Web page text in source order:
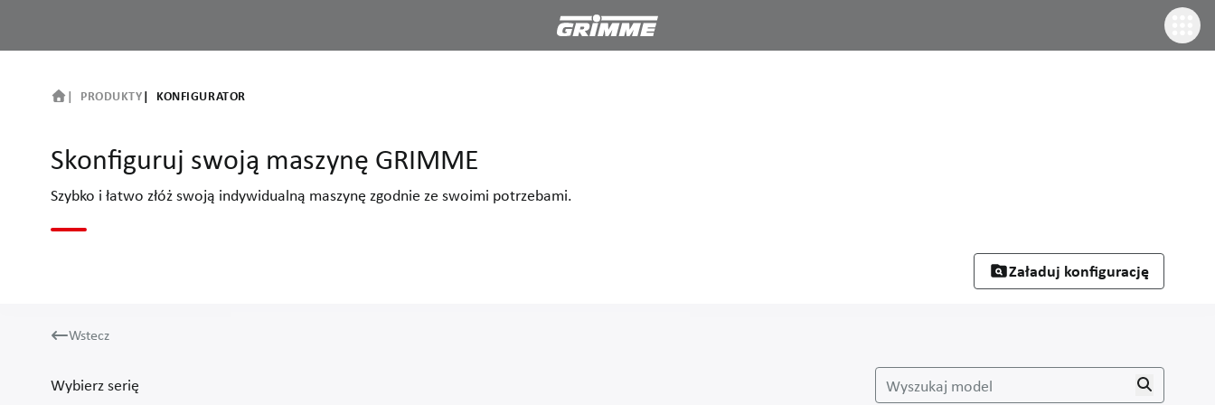
PRODUKTY KONFIGURATOR
Skonfiguruj swoją maszynę GRIMME
Szybko i łatwo złóż swoją indywidualną maszynę zgodnie ze swoimi potrzebami.
Załaduj konfigurację
Wstecz
Wybierz serię Wyszukaj model